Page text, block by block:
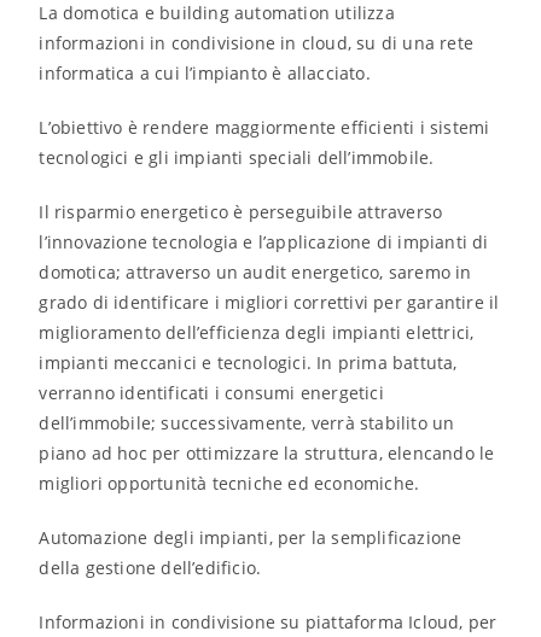
La domotica e building automation utilizza
informazioni in condivisione in cloud, su di una rete
informatica a cui l’impianto è allacciato.
L’obiettivo è rendere maggiormente efficienti i sistemi
tecnologici e gli impianti speciali dell’immobile.
Il risparmio energetico è perseguibile attraverso
l’innovazione tecnologia e l’applicazione di impianti di
domotica; attraverso un audit energetico, saremo in
grado di identificare i migliori correttivi per garantire il
miglioramento dell’efficienza degli impianti elettrici,
impianti meccanici e tecnologici. In prima battuta,
verranno identificati i consumi energetici
dell’immobile; successivamente, verrà stabilito un
piano ad hoc per ottimizzare la struttura, elencando le
migliori opportunità tecniche ed economiche.
Automazione degli impianti, per la semplificazione
della gestione dell’edificio.
Informazioni in condivisione su piattaforma Icloud, per